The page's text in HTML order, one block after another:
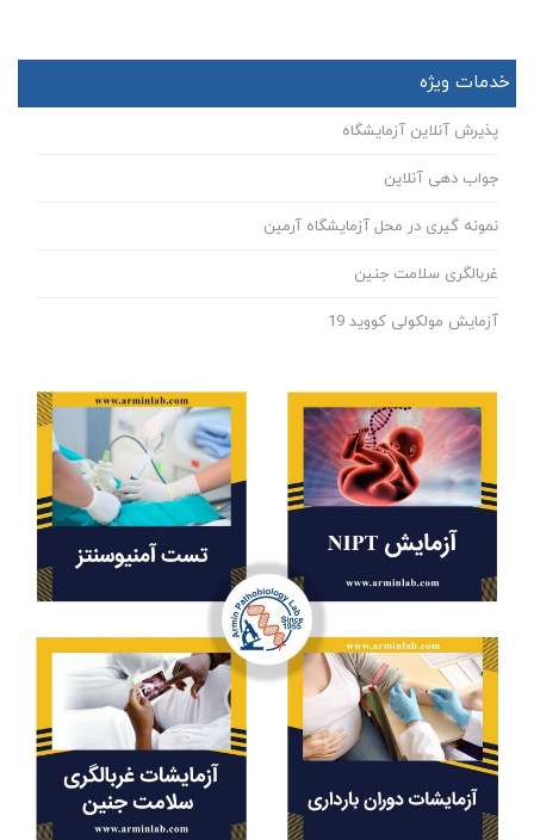
خدمات ویژه
پذیرش آنلاین آزمایشگاه
جواب دهی آنلاین
نمونه گیری در محل آزمایشگاه آرمین
غربالگری سلامت جنین
آزمایش مولکولی کووید 19